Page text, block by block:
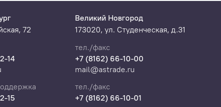
72
14
15
Великий Новгород
173020, ул. Студенческая, д.31
тел./факс
+7 (8162) 66-10-00
mail@astrade.ru
тел./факс
+7 (8162) 66-10-01